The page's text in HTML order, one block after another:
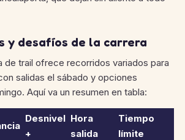
y desafíos de la carrera
de trail ofrece recorridos variados para
salidas el sábado y opciones
Aquí va un resumen en tabla:
Desnivel
+
Hora
salida
Tiempo
límite